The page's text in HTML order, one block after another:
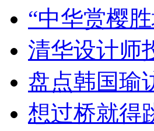
“中华赏樱
清华设计师
盘点韩国瑜
想过桥就得